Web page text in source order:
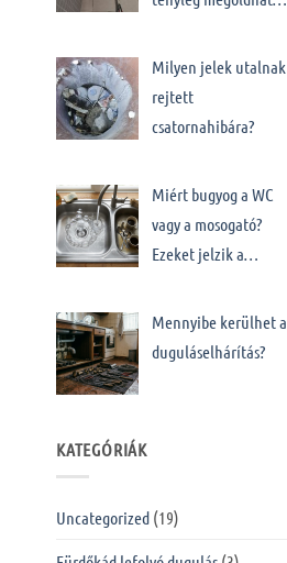
Milyen jelek utalnak
rejtett
csatornahibára?
Miért bugyog a WC
vagy a mosogató?
Ezeket jelzik a…
Mennyibe kerülhet a
duguláselhárítás?
KATEGÓRIÁK
Uncategorized (19)